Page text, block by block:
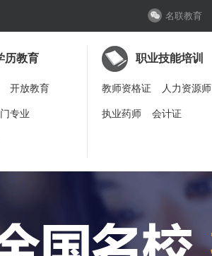
名联教育
历教育
开放教育
专业
职业技能培训
教师资格证 人力资源师
执业药师 会计证